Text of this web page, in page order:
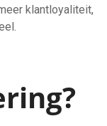
klantloyaliteit,